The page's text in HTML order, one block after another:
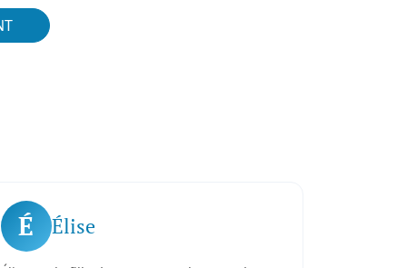
É Élise